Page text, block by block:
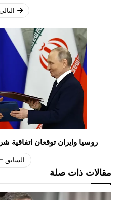
روسيا وايران توقعان اتفاقية
السابق
مقالات ذات صلة